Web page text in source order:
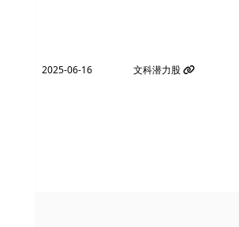
2025-06-16 文科潜力股